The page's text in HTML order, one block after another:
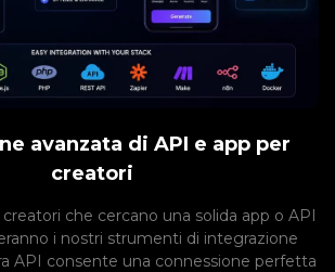
avanzata di API e app per
creatori
che cercano una solida app o API
i nostri strumenti di integrazione
API consente una connessione perfetta